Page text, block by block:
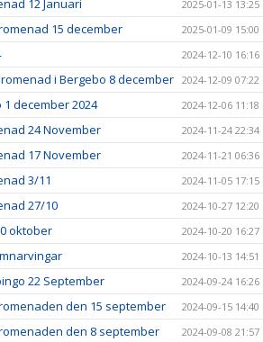
12 Januari 2025-01-13 13:25
15 december 2025-01-09 15:00
2024-12-10 16:16
i Bergebo 8 december 2024-12-09 07:22
december 2024 2024-12-06 11:18
24 November 2024-11-24 22:34
17 November 2024-11-21 06:36
3/11 2024-11-05 17:15
27/10 2024-10-27 12:20
oktober 2024-10-20 16:27
2024-10-13 14:51
22 September 2024-09-24 16:26
den 15 september 2024-09-15 14:40
den 8 september 2024-09-08 21:57